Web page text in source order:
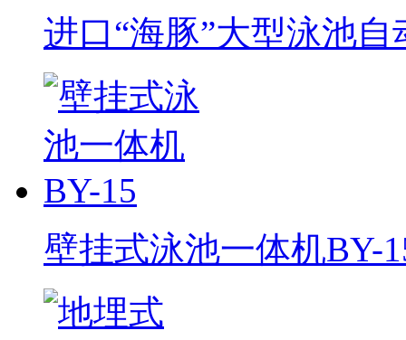
进口“海豚”大型泳池自
壁挂式泳池一体机BY-